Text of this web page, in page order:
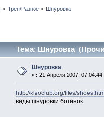
» Трёп/Разное» Шнуровка
Тема: Шнуровка
Шнуровка
« : 21 Апреля 2007, 07:04:44
http://kleoclub.org/files/shoes.htm
виды шнуровки ботинок